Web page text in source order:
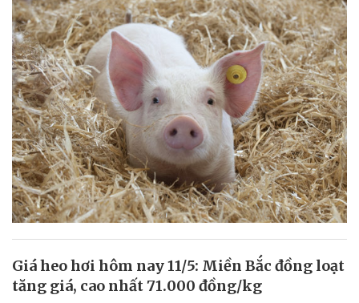
Giá heo hơi hôm nay 11/5: Miền Bắc đồng loạt
tăng giá, cao nhất 71.000 đồng/kg